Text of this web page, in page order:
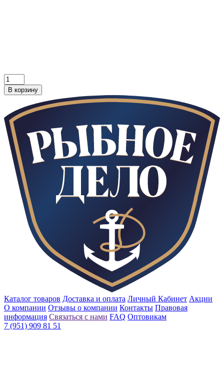
В корзину
Каталог товаров Доставка и оплата Личный Кабинет Акции
О компании Отзывы о компании Контакты Правовая
информация Связаться с нами FAQ Оптовикам
7 (951) 909 81 51